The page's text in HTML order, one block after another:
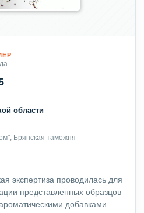
области
Брянская таможня
экспертиза проводилась для
представленных образцов
добавками